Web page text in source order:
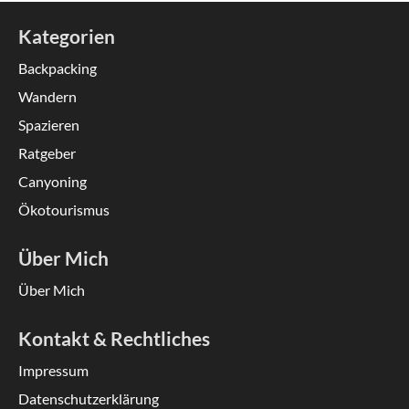
Kategorien
Backpacking
Wandern
Spazieren
Ratgeber
Canyoning
Ökotourismus
Über Mich
Über Mich
Kontakt & Rechtliches
Impressum
Datenschutzerklärung